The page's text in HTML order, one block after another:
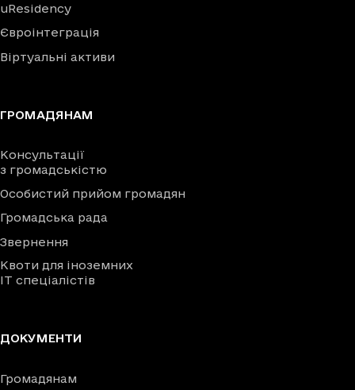
uResidency
Євроінтеграція
Віртуальні активи
ГРОМАДЯНАМ
Консультації
з громадськістю
Особистий прийом громадян
Громадська рада
Звернення
Квоти для іноземних
IT спеціалістів
ДОКУМЕНТИ
Громадянам